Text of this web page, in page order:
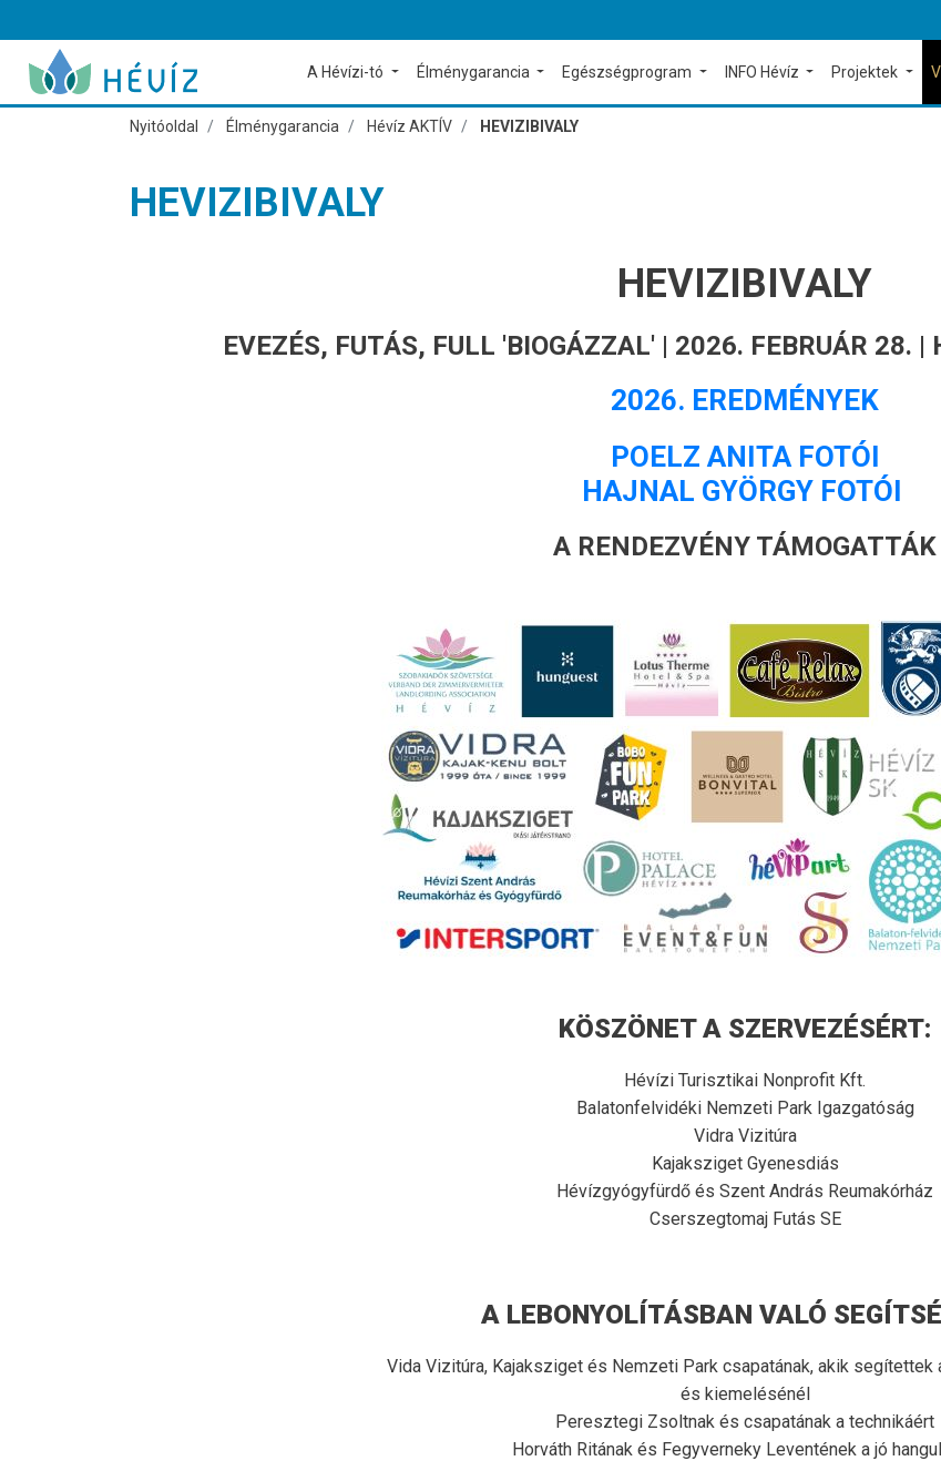
A Hévízi-tó Élménygarancia Egészségprogram INFO Hévíz Projektek
Nyitóoldal Élménygarancia Hévíz AKTÍV HEVIZIBIVALY
HEVIZIBIVALY
HEVIZIBIVALY
EVEZÉS, FUTÁS, FULL 'BIOGÁZZAL' | 2026. FEBRUÁR 28.
2026. EREDMÉNYEK
POELZ ANITA FOTÓI
HAJNAL GYÖRGY FOTÓI
A RENDEZVÉNY TÁMOGATTÁK
KÖSZÖNET A SZERVEZÉSÉRT:
Hévízi Turisztikai Nonprofit Kft.
Balatonfelvidéki Nemzeti Park Igazgatóság
Vidra Vizitúra
Kajaksziget Gyenesdiás
Hévízgyógyfürdő és Szent András Reumakórház
Cserszegtomaj Futás SE
A LEBONYOLÍTÁSBAN VALÓ
Vida Vizitúra, Kajaksziget és Nemzeti Park csapatának, akik segítettek
és kiemelésénél
Peresztegi Zsoltnak és csapatának a technikáért
Horváth Ritának és Fegyverneky Leventének a jó